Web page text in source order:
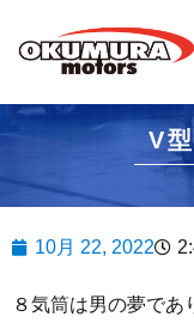
V
10月 22, 2022
８気筒は男の夢であ